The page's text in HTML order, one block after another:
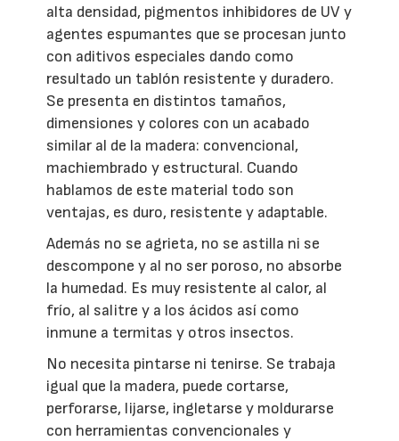
alta densidad, pigmentos inhibidores de UV y
agentes espumantes que se procesan junto
con aditivos especiales dando como
resultado un tablón resistente y duradero.
Se presenta en distintos tamaños,
dimensiones y colores con un acabado
similar al de la madera: convencional,
machiembrado y estructural. Cuando
hablamos de este material todo son
ventajas, es duro, resistente y adaptable.
Además no se agrieta, no se astilla ni se
descompone y al no ser poroso, no absorbe
la humedad. Es muy resistente al calor, al
frío, al salitre y a los ácidos así como
inmune a termitas y otros insectos.
No necesita pintarse ni tenirse. Se trabaja
igual que la madera, puede cortarse,
perforarse, lijarse, ingletarse y moldurarse
con herramientas convencionales y